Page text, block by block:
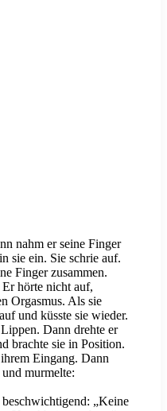
nahm er seine Finger
sie ein. Sie schrie auf.
Finger zusammen.
hörte nicht auf,
Orgasmus. Als sie
und küsste sie wieder.
Dann drehte er
brachte sie in Position.
Eingang. Dann
murmelte:
„Keine